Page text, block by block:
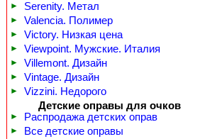
► Serenity. Метал
► Valencia. Полимер
► Victory. Низкая цена
► Viewpoint. Мужские. Италия
► Villemont. Дизайн
► Vintage. Дизайн
►
Vizzini. Недорого
Детские оправы для очков
► Распродажа детских оправ
► Все детские оправы